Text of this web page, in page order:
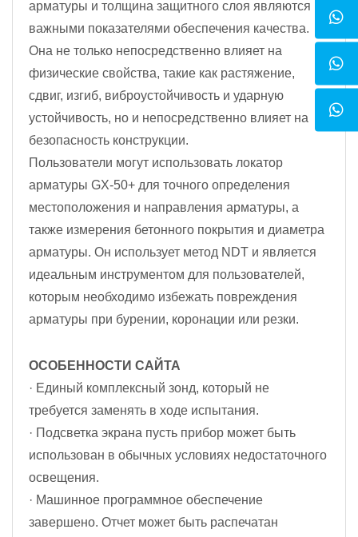
арматуры и толщина защитного слоя являются
важными показателями обеспечения качества.
Она не только непосредственно влияет на
физические свойства, такие как растяжение,
сдвиг, изгиб, виброустойчивость и ударную
устойчивость, но и непосредственно влияет на
безопасность конструкции.
Пользователи могут использовать локатор
арматуры GX-50+ для точного определения
местоположения и направления арматуры, а
также измерения бетонного покрытия и диаметра
арматуры. Он использует метод NDT и является
идеальным инструментом для пользователей,
которым необходимо избежать повреждения
арматуры при бурении, коронации или резки.
ОСОБЕННОСТИ САЙТА
· Единый комплексный зонд, который не
требуется заменять в ходе испытания.
· Подсветка экрана пусть прибор может быть
использован в обычных условиях недостаточного
освещения.
· Машинное программное обеспечение
завершено. Отчет может быть распечатан